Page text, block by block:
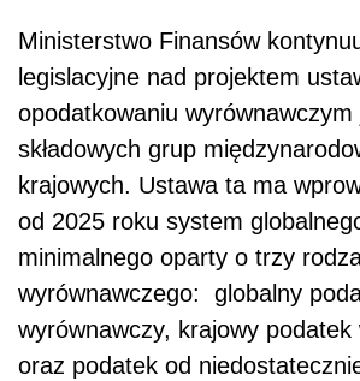
Ministerstwo Finansów
legislacyjne nad projektem
opodatkowaniu
składowych grup
krajowych. Ustawa ta ma
od 2025 roku system
minimalnego oparty o trzy
wyrównawczego:
globalny
wyrównawczy, krajowy podatek
oraz podatek od